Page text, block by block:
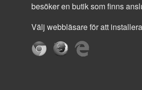
besöker en butik som finns
Välj webbläsare för att